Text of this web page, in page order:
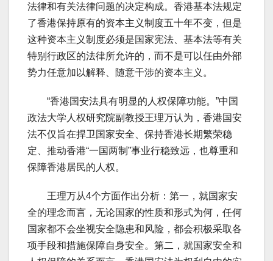
法律和有关法律问题的决定构成。香港基本法规定
了香港保持原有的资本主义制度五十年不变，但是
这种资本主义制度必须是国家宪法、基本法等有关
特别行政区的法律所允许的，而不是可以任由外部
势力任意加以解释、随意干涉的资本主义。
“香港国安法具有明显的人权保障功能。”中国
政法大学人权研究院副教授王理万认为，香港国安
法不仅旨在捍卫国家安全、保持香港长期繁荣稳
定、推动香港“一国两制”事业行稳致远，也尊重和
保障香港居民的人权。
王理万从4个方面作出分析：第一，就国家安
全的理念而言，无论国家的性质和形式为何，任何
国家都不会坐视安全隐患和风险，都会积极采取各
项手段和措施保障自身安全。第二，就国家安全和